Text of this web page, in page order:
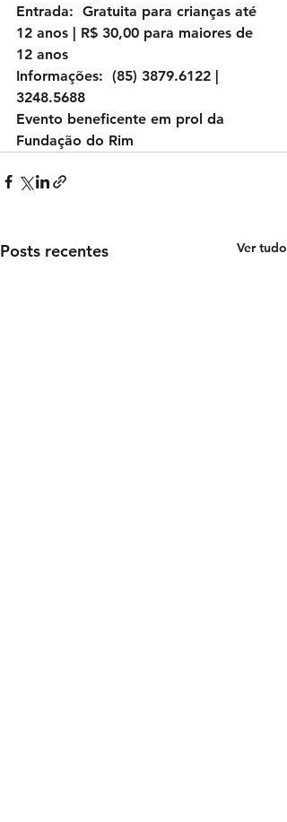
Entrada:  Gratuita para crianças até
12 anos | R$ 30,00 para maiores de
12 anos
Informações:  (85) 3879.6122 |
3248.5688
Evento beneficente em prol da
Fundação do Rim
Posts recentes Ver tudo